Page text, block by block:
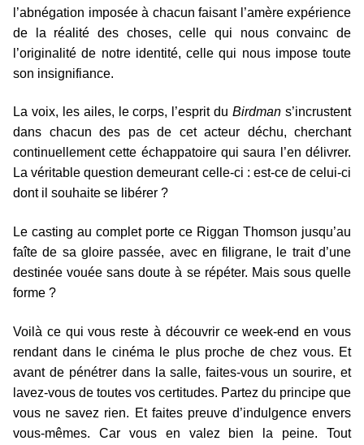
l’abnégation imposée à chacun faisant l’amère expérience
de la réalité des choses, celle qui nous convainc de
l’originalité de notre identité, celle qui nous impose toute
son insignifiance.
La voix, les ailes, le corps, l’esprit duBirdman s’incrustent
dans chacun des pas de cet acteur déchu, cherchant
continuellement cette échappatoire qui saura l’en délivrer.
La véritable question demeurant celle-ci : est-ce de celui-ci
dont il souhaite se libérer ?
Le casting au complet porte ce Riggan Thomson jusqu’au
faîte de sa gloire passée, avec en filigrane, le trait d’une
destinée vouée sans doute à se répéter. Mais sous quelle
forme ?
Voilà ce qui vous reste à découvrir ce week-end en vous
rendant dans le cinéma le plus proche de chez vous. Et
avant de pénétrer dans la salle, faites-vous un sourire, et
lavez-vous de toutes vos certitudes. Partez du principe que
vous ne savez rien. Et faites preuve d’indulgence envers
vous-mêmes. Car vous en valez bien la peine. Tout